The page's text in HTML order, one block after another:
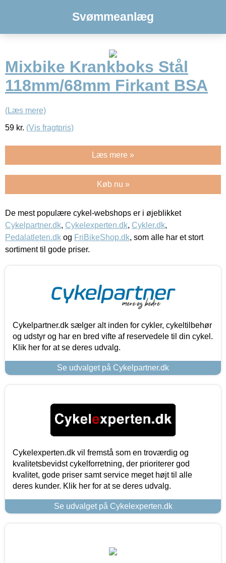
Svømmeanlæg
Mixbike Krankboks Stål
118mm/68mm Firkant BSA
(Læs mere)
59 kr. (Vis fragtpris)
Læs mere »
Køb nu »
De mest populære cykel-webshops er i øjeblikket
Cykelpartner.dk, Cykelexperten.dk, Cykler.dk,
Pedalatleten.dk og FriBikeShop.dk, som alle har et stort
sortiment til gode priser.
Cykelpartner.dk sælger alt inden for cykler, cykeltilbehør
og udstyr og har en bred vifte af reservedele til din cykel.
Klik her for at se deres udvalg.
Se udvalget på Cykelpartner.dk
Cykelexperten.dk vil fremstå som en troværdig og
kvalitetsbevidst cykelforretning, der prioriterer god
kvalitet, gode priser samt service meget højt til alle
deres kunder. Klik her for at se deres udvalg.
Se udvalget på Cykelexperten.dk